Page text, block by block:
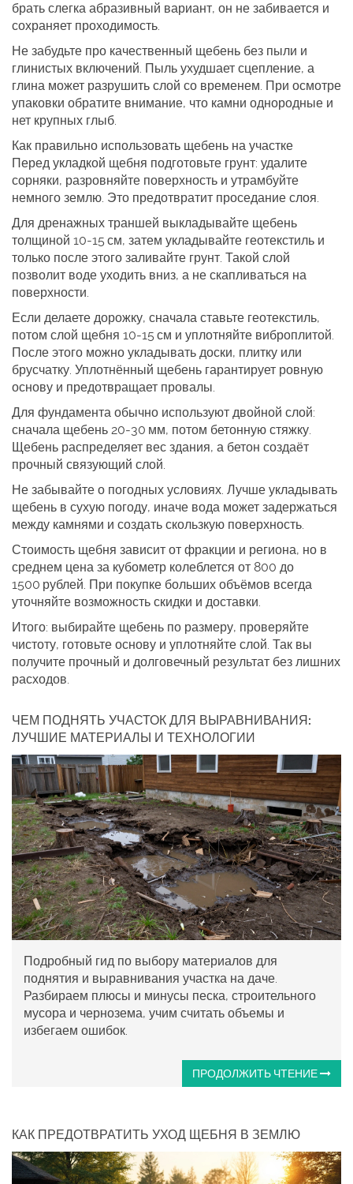
брать слегка абразивный вариант, он не забивается и
сохраняет проходимость.
Не забудьте про качественный щебень без пыли и
глинистых включений. Пыль ухудшает сцепление, а
глина может разрушить слой со временем. При осмотре
упаковки обратите внимание, что камни однородные и
нет крупных глыб.
Как правильно использовать щебень на участке
Перед укладкой щебня подготовьте грунт: удалите
сорняки, разровняйте поверхность и утрамбуйте
немного землю. Это предотвратит проседание слоя.
Для дренажных траншей выкладывайте щебень
толщиной 10‑15 см, затем укладывайте геотекстиль и
только после этого заливайте грунт. Такой слой
позволит воде уходить вниз, а не скапливаться на
поверхности.
Если делаете дорожку, сначала ставьте геотекстиль,
потом слой щебня 10‑15 см и уплотняйте виброплитой.
После этого можно укладывать доски, плитку или
брусчатку. Уплотнённый щебень гарантирует ровную
основу и предотвращает провалы.
Для фундамента обычно используют двойной слой:
сначала щебень 20‑30 мм, потом бетонную стяжку.
Щебень распределяет вес здания, а бетон создаёт
прочный связующий слой.
Не забывайте о погодных условиях. Лучше укладывать
щебень в сухую погоду, иначе вода может задержаться
между камнями и создать скользкую поверхность.
Стоимость щебня зависит от фракции и региона, но в
среднем цена за кубометр колеблется от 800 до
1500 рублей. При покупке больших объёмов всегда
уточняйте возможность скидки и доставки.
Итого: выбирайте щебень по размеру, проверяйте
чистоту, готовьте основу и уплотняйте слой. Так вы
получите прочный и долговечный результат без лишних
расходов.
ЧЕМ ПОДНЯТЬ УЧАСТОК ДЛЯ ВЫРАВНИВАНИЯ:
ЛУЧШИЕ МАТЕРИАЛЫ И ТЕХНОЛОГИИ
Подробный гид по выбору материалов для
поднятия и выравнивания участка на даче.
Разбираем плюсы и минусы песка, строительного
мусора и чернозема, учим считать объемы и
избегаем ошибок.
ПРОДОЛЖИТЬ ЧТЕНИЕ
КАК ПРЕДОТВРАТИТЬ УХОД ЩЕБНЯ В ЗЕМЛЮ